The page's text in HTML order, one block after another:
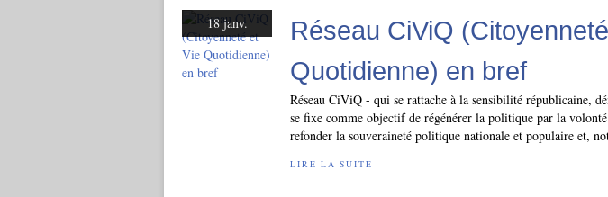
18 janv.
Réseau CiViQ
Quotidienne) en bref
Réseau CiViQ - qui se rattache à la sensibilité républicaine,
se fixe comme objectif de régénérer la politique par la volonté
refonder la souveraineté politique nationale et populaire et,
LIRE LA SUITE